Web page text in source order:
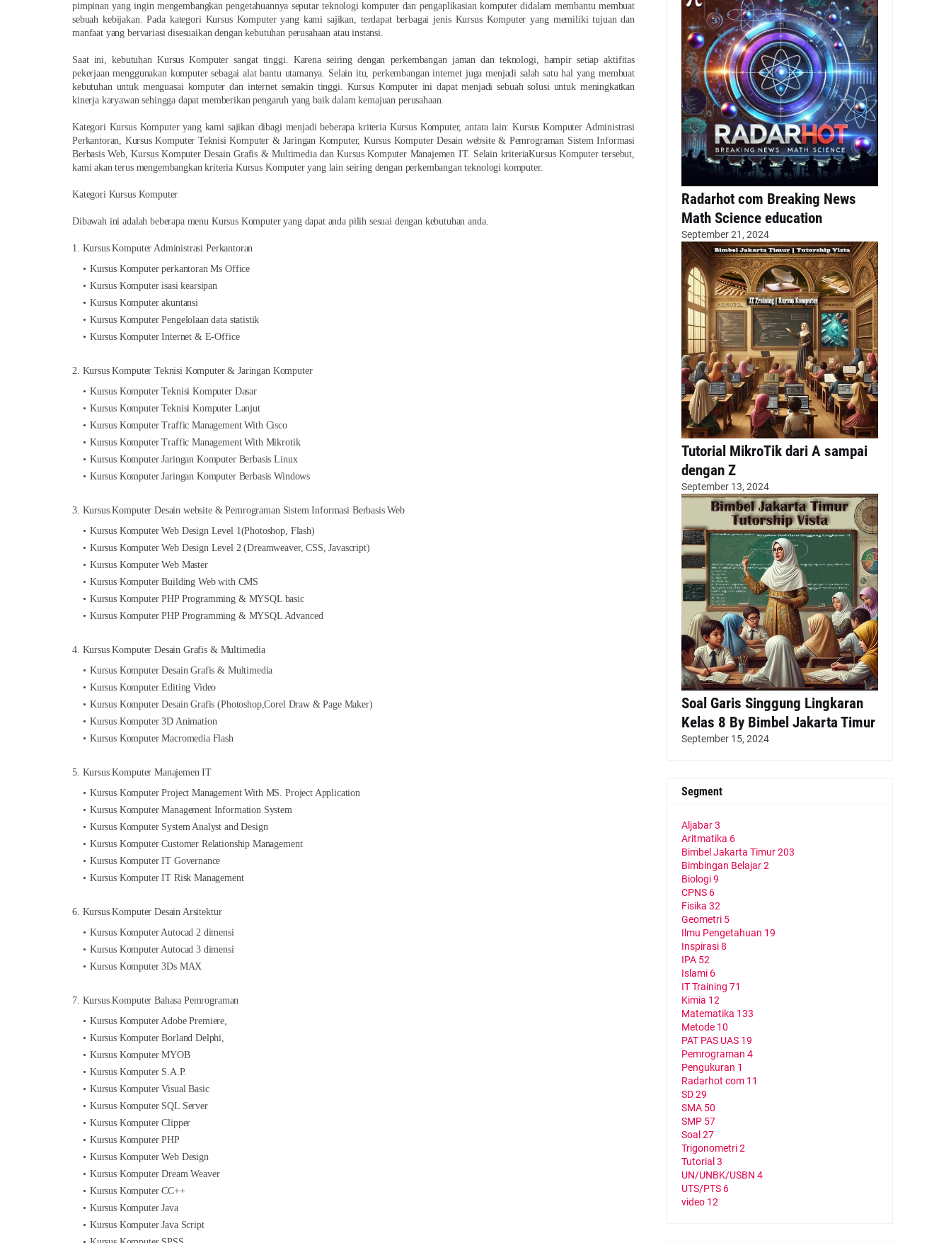
pimpinan yang ingin mengembangkan pengetahuannya seputar teknologi komputer dan pengaplikasian komputer didalam membantu membuat
sebuah kebijakan. Pada kategori Kursus Komputer yang kami sajikan, terdapat berbagai jenis Kursus Komputer yang memiliki tujuan dan
manfaat yang bervariasi disesuaikan dengan kebutuhan perusahaan atau instansi.
Saat ini, kebutuhan Kursus Komputer sangat tinggi. Karena seiring dengan perkembangan jaman dan teknologi, hampir setiap aktifitas
pekerjaan menggunakan komputer sebagai alat bantu utamanya. Selain itu, perkembangan internet juga menjadi salah satu hal yang membuat
kebutuhan untuk menguasai komputer dan internet semakin tinggi. Kursus Komputer ini dapat menjadi sebuah solusi untuk meningkatkan
kinerja karyawan sehingga dapat memberikan pengaruh yang baik dalam kemajuan perusahaan.
Kategori Kursus Komputer yang kami sajikan dibagi menjadi beberapa kriteria Kursus Komputer, antara lain: Kursus Komputer Administrasi
Perkantoran, Kursus Komputer Teknisi Komputer & Jaringan Komputer, Kursus Komputer Desain website & Pemrograman Sistem Informasi
Berbasis Web, Kursus Komputer Desain Grafis & Multimedia dan Kursus Komputer Manajemen IT. Selain kriteriaKursus Komputer tersebut,
kami akan terus mengembangkan kriteria Kursus Komputer yang lain seiring dengan perkembangan teknologi komputer.
Kategori Kursus Komputer
Dibawah ini adalah beberapa menu Kursus Komputer yang dapat anda pilih sesuai dengan kebutuhan anda.
1. Kursus Komputer Administrasi Perkantoran
Kursus Komputer perkantoran Ms Office
Kursus Komputer isasi kearsipan
Kursus Komputer akuntansi
Kursus Komputer Pengelolaan data statistik
Kursus Komputer Internet & E-Office
2. Kursus Komputer Teknisi Komputer & Jaringan Komputer
Kursus Komputer Teknisi Komputer Dasar
Kursus Komputer Teknisi Komputer Lanjut
Kursus Komputer Traffic Management With Cisco
Kursus Komputer Traffic Management With Mikrotik
Kursus Komputer Jaringan Komputer Berbasis Linux
Kursus Komputer Jaringan Komputer Berbasis Windows
3. Kursus Komputer Desain website & Pemrograman Sistem Informasi Berbasis Web
Kursus Komputer Web Design Level 1(Photoshop, Flash)
Kursus Komputer Web Design Level 2 (Dreamweaver, CSS, Javascript)
Kursus Komputer Web Master
Kursus Komputer Building Web with CMS
Kursus Komputer PHP Programming & MYSQL basic
Kursus Komputer PHP Programming & MYSQL Advanced
4. Kursus Komputer Desain Grafis & Multimedia
Kursus Komputer Desain Grafis & Multimedia
Kursus Komputer Editing Video
Kursus Komputer Desain Grafis (Photoshop,Corel Draw & Page Maker)
Kursus Komputer 3D Animation
Kursus Komputer Macromedia Flash
5. Kursus Komputer Manajemen IT
Kursus Komputer Project Management With MS. Project Application
Kursus Komputer Management Information System
Kursus Komputer System Analyst and Design
Kursus Komputer Customer Relationship Management
Kursus Komputer IT Governance
Kursus Komputer IT Risk Management
6. Kursus Komputer Desain Arsitektur
Kursus Komputer Autocad 2 dimensi
Kursus Komputer Autocad 3 dimensi
Kursus Komputer 3Ds MAX
7. Kursus Komputer Bahasa Pemrograman
Kursus Komputer Adobe Premiere,
Kursus Komputer Borland Delphi,
Kursus Komputer MYOB
Kursus Komputer S.A.P.
Kursus Komputer Visual Basic
Kursus Komputer SQL Server
Kursus Komputer Clipper
Kursus Komputer PHP
Kursus Komputer Web Design
Kursus Komputer Dream Weaver
Kursus Komputer CC++
Kursus Komputer Java
Kursus Komputer Java Script
Radarhot com Breaking News
Math Science education
September 21, 2024
Tutorial MikroTik dari A sampai
dengan Z
September 13, 2024
Soal Garis Singgung Lingkaran
Kelas 8 By Bimbel Jakarta Timur
September 15, 2024
Segment
Aljabar3
Aritmatika 6
Bimbel Jakarta Timur203
Bimbingan Belajar2
Biologi9
CPNS 6
Fisika 32
Geometri 5
Ilmu Pengetahuan 19
Inspirasi8
IPA 52
Islami 6
IT Training 71
Kimia 12
Matematika 133
Metode 10
PAT PAS UAS 19
Pemrograman 4
Pengukuran 1
Radarhot com 11
SD29
SMA 50
SMP 57
Soal 27
Trigonometri2
Tutorial 3
UN/UNBK/USBN 4
UTS/PTS 6
video 12